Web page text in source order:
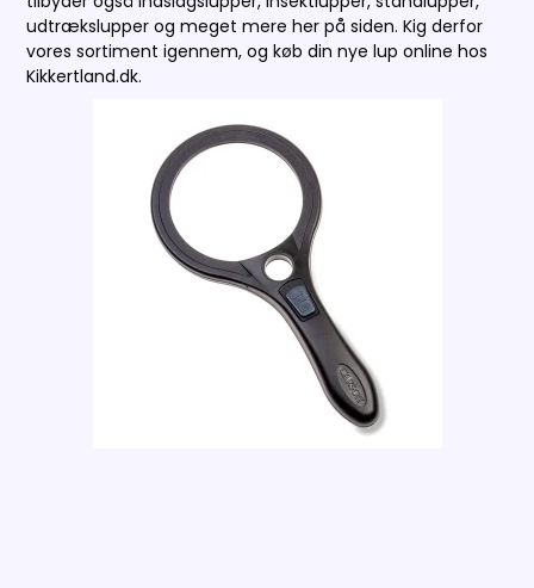
udtrækslupper og meget mere her på siden. Kig derfor
vores sortiment igennem, og køb din nye lup online hos
Kikkertland.dk.